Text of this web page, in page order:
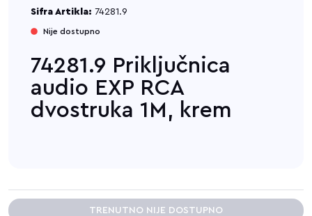
Sifra Artikla: 74281.9
Nije dostupno
74281.9 Priključnica
audio EXP RCA
dvostruka 1M, krem
TRENUTNO NIJE DOSTUPNO